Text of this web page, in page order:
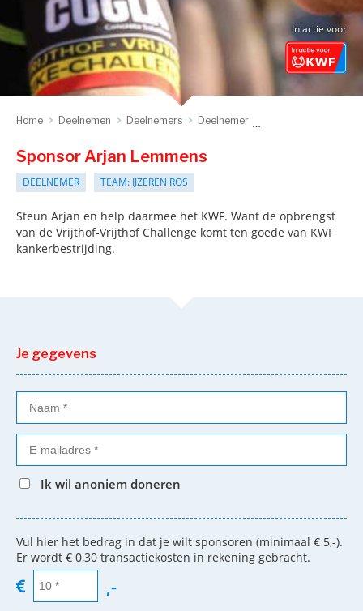
In actie voor
Home Deelnemen Deelnemers Deelnemer
Sponsor Arjan Lemmens
DEELNEMER TEAM: IJZEREN ROS
Steun Arjan en help daarmee het KWF. Want de opbrengst
van de Vrijthof-Vrijthof Challenge komt ten goede van KWF
kankerbestrijding.
Je gegevens
Ik wil anoniem doneren
Vul hier het bedrag in dat je wilt sponsoren (minimaal € 5,-).
Er wordt € 0,30 transactiekosten in rekening gebracht.
,-